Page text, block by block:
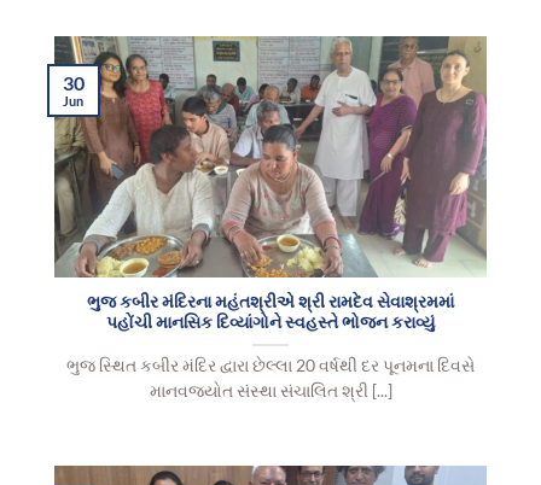
ભુજ કબીર મંદિરના મહંતશ્રીએ શ્રી રામદેવ સેવાશ્રમમાં
પહોંચી માનસિક દિવ્યાંગોને સ્વહસ્તે ભોજન કરાવ્યું
ભુજ સ્થિત કબીર મંદિર દ્વારા છેલ્લા 20 વર્ષથી દર પૂનમના દિવસે
માનવજ્યોત સંસ્થા સંચાલિત શ્રી [...]
30
Jun